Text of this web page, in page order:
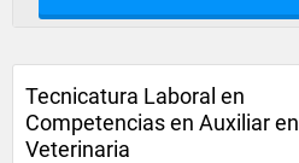
Tecnicatura Laboral en
Competencias en Auxiliar en
Veterinaria